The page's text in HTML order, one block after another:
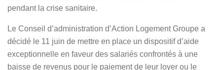
pendant la crise sanitaire.
Le Conseil d’administration d’Action Logement Groupe a
décidé le 11 juin de mettre en place un dispositif d’aide
exceptionnelle en faveur des salariés confrontés à une
baisse de revenus pour le paiement de leur loyer ou le